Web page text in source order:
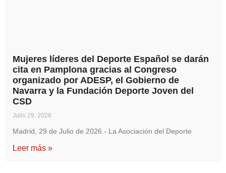
Mujeres líderes del Deporte Español se darán
cita en Pamplona gracias al Congreso
organizado por ADESP, el Gobierno de
Navarra y la Fundación Deporte Joven del
CSD
Julio 29, 2026
Madrid, 29 de Julio de 2026.- La Asociación del Deporte
Leer más »